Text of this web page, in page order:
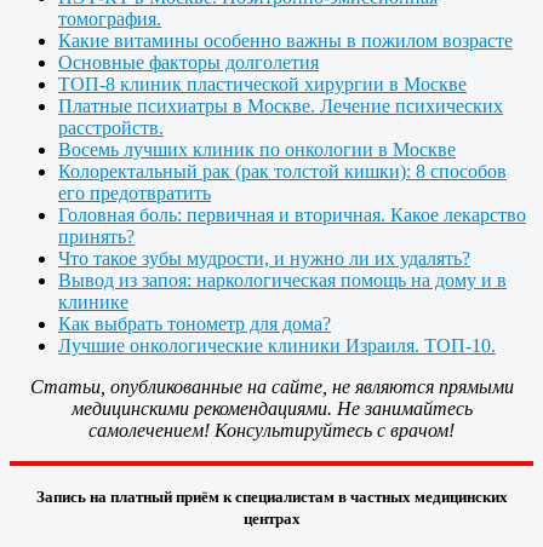
томография.
Какие витамины особенно важны в пожилом возрасте
Основные факторы долголетия
ТОП-8 клиник пластической хирургии в Москве
Платные психиатры в Москве. Лечение психических
расстройств.
Восемь лучших клиник по онкологии в Москве
Колоректальный рак (рак толстой кишки): 8 способов
его предотвратить
Головная боль: первичная и вторичная. Какое лекарство
принять?
Что такое зубы мудрости, и нужно ли их удалять?
Вывод из запоя: наркологическая помощь на дому и в
клинике
Как выбрать тонометр для дома?
Лучшие онкологические клиники Израиля. ТОП-10.
Статьи, опубликованные на сайте, не являются прямыми
медицинскими рекомендациями. Не занимайтесь
самолечением! Консультируйтесь с врачом!
Запись на платный приём к специалистам в частных медицинских
центрах